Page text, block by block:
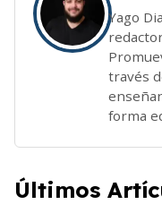
Yago
través
forma
Últimos